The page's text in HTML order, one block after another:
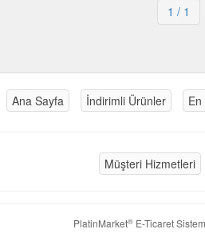
1 / 1
Ana Sayfa İndirimli Ürünler
Müşteri Hizmetleri
PlatinMarket®E-Ticaret